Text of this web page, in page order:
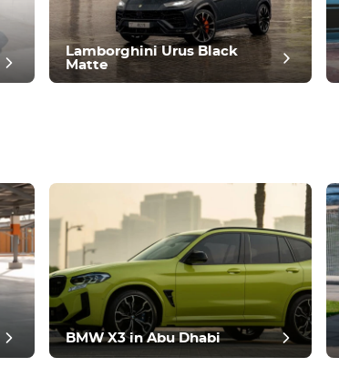
Lamborghini Urus Black
Matte
BMW X3 in Abu Dhabi